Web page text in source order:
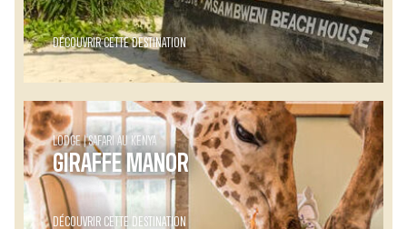
DÉCOUVRIR CETTE DESTINATION
LODGE SAFARI AU KENYA
GIRAFFE MANOR
DÉCOUVRIR CETTE DESTINATION